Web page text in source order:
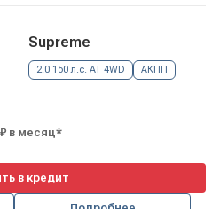
Supreme
2.0 150 л.с. AT 4WD АКПП
₽ в месяц*
в кредит